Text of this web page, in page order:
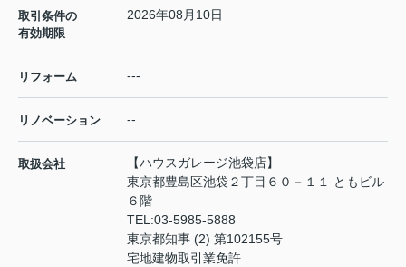
取引条件の
有効期限
2026年08月10日
リフォーム ---
リノベーション --
取扱会社
【ハウスガレージ池袋店】
東京都豊島区池袋２丁目６０－１１ ともビル
６階
TEL:03-5985-5888
東京都知事 (2) 第102155号
宅地建物取引業免許